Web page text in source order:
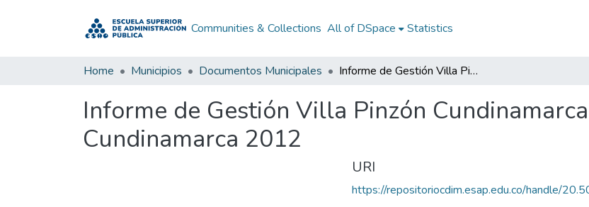
Communities & Collections All of DSpace Statistics
Home Municipios Documentos Municipales Informe de Gestión Villa Pinzón Cundinamarca 2012: IG Villa Pinzón Cundinamarca 2012
Informe de Gestión Villa Pinzón
Cundinamarca 2012
URI
https://repositoriocdim.esap.edu.co/handle/